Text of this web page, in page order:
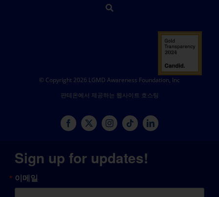
© Copyright 2026 LGMD Awareness Foundation, Inc
판테온에서 제공하는 웹사이트 호스팅
Sign up for updates!
이메일